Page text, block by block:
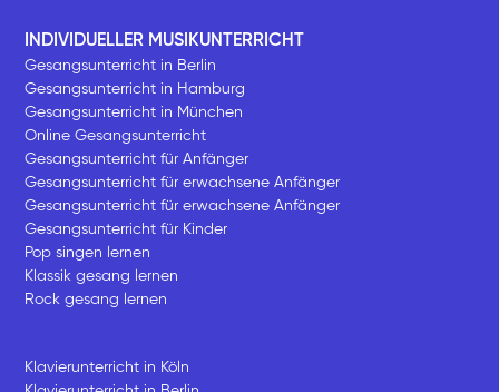
INDIVIDUELLER MUSIKUNTERRICHT
Gesangsunterricht in Berlin
Gesangsunterricht in Hamburg
Gesangsunterricht in München
Online Gesangsunterricht
Gesangsunterricht für Anfänger
Gesangsunterricht für erwachsene Anfänger
Gesangsunterricht für erwachsene Anfänger
Gesangsunterricht für Kinder
Pop singen lernen
Klassik gesang lernen
Rock gesang lernen
Klavierunterricht in Köln